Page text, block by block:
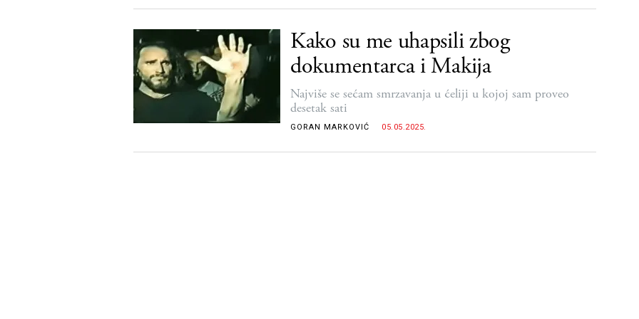
Kako su me uhapsili zbog
dokumentarca i Makija
Najviše se sećam smrzavanja u ćeliji u kojoj sam proveo
desetak sati
GORAN MARKOVIĆ 05.05.2025.